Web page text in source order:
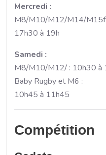
Mercredi :
M8/M10/M12/M14/M15f
17h30 à 19h
Samedi :
M8/M10/M12/ : 10h30 à
Baby Rugby et M6 :
10h45 à 11h45
Compétition